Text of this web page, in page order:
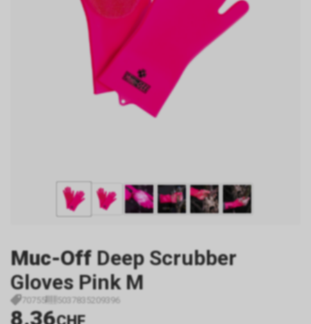
Muc-Off Deep Scrubber
Gloves Pink M
70755 5037835209396
8.36